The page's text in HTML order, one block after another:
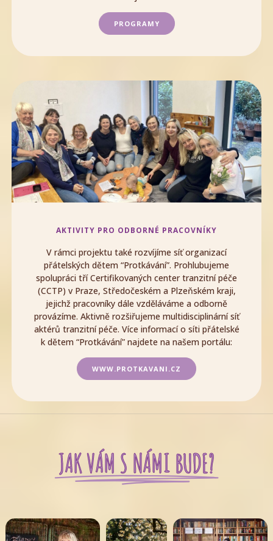
PROGRAMY
AKTIVITY PRO ODBORNÉ PRACOVNÍKY
V rámci projektu také rozvíjíme síť organizací
přátelských dětem “Protkávání”. Prohlubujeme
spolupráci tří Certifikovaných center tranzitní péče
(CCTP) v Praze, Středočeském a Plzeňském kraji,
jejichž pracovníky dále vzděláváme a odborně
provázíme. Aktivně rozšiřujeme multidisciplinární síť
aktérů tranzitní péče. Více informací o síti přátelské
k dětem “Protkávání” najdete na našem portálu:
WWW.PROTKAVANI.CZ
JAK VÁM S NÁMI BUDE?